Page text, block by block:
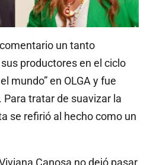
un tanto
productores en el ciclo
mundo” en OLGA y fue
tratar de suavizar la
se refirió al hecho como un
Canosa no dejó pasar